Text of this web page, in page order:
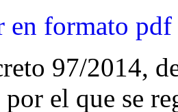
en formato pdf
97/2014,
el que se